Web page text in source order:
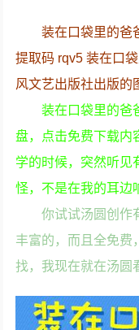
装在口袋里的爸
提取码 rqv5 装在口
风文艺出版社出版的
装在口袋里的爸
盘，点击免费下载内
学的时候，突然听见
怪，不是在我的耳边
你试试汤圆创作
丰富的，而且全免费
找，我现在就在汤圆